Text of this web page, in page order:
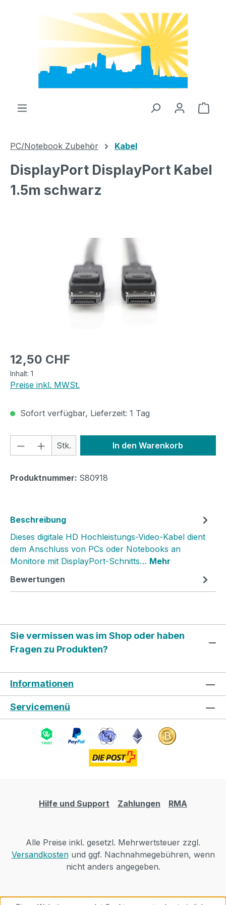
Zum Hauptinhalt springen
PC/Notebook Zubehör Kabel
DisplayPort DisplayPort Kabel
1.5m schwarz
Regulärer Preis:
12,50 CHF
Inhalt: 1
Preise inkl. MWSt.
Sofort verfügbar, Lieferzeit: 1 Tag
Produkt Anzahl: Gib den
Stk. In den Warenkorb
Produktnummer: S80918
Beschreibung
Dieses digitale HD Hochleistungs-Video-Kabel dient
dem Anschluss von PCs oder Notebooks an
Monitore mit DisplayPort-Schnitts… Mehr
Bewertungen
Sie vermissen was im Shop oder haben
Fragen zu Produkten?
Informationen
Servicemenü
Hilfe und Support Zahlungen RMA
Alle Preise inkl. gesetzl. Mehrwertsteuer zzgl.
Versandkostenund ggf. Nachnahmegebühren, wenn
nicht anders angegeben.